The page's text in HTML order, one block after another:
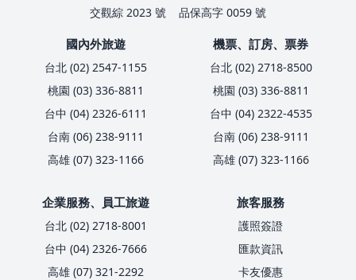
交觀綜 2023 號
品保高字 0059 號
國內外旅遊
台北 (02) 2547-1155
桃園 (03) 336-8811
台中 (04) 2326-6111
台南 (06) 238-9111
高雄 (07) 323-1166
機票、訂房、票券
台北 (02) 2718-8500
桃園 (03) 336-8811
台中 (04) 2322-4535
台南 (06) 238-9111
高雄 (07) 323-1166
企業服務、員工旅遊
台北 (02) 2718-8001
台中 (04) 2326-7666
高雄 (07) 321-2292
旅客服務
護照簽證
匯款資訊
卡友優惠